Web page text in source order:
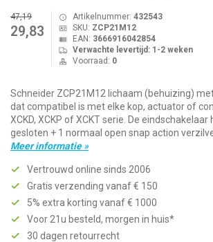
47,19
29,83
Artikelnummer: 432543
SKU: ZCP21M12
EAN: 3666916042854
Verwachte levertijd: 1-2 weken
Voorraad: 0
Schneider ZCP21M12 lichaam (behuizing)
dat compatibel is met elke kop, actuator of
XCKD, XCKP of XCKT serie. De
gesloten + 1 normaal open snap action
Meer informatie »
Vertrouwd online sinds 2006
Gratis verzending vanaf € 150
5% extra korting vanaf € 1000
Voor 21u besteld, morgen in huis*
30 dagen retourrecht